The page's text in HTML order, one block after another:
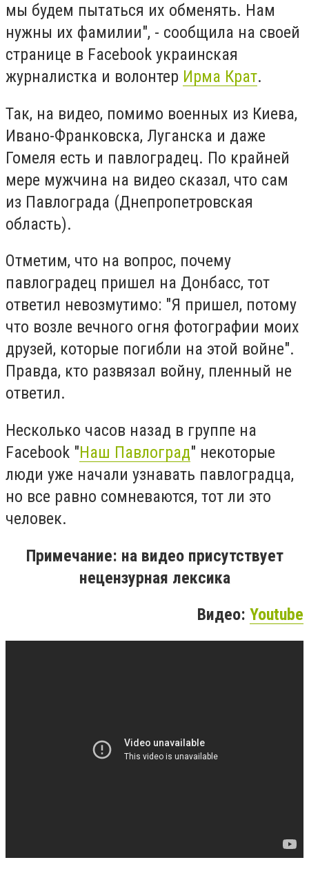
мы будем пытаться их обменять. Нам
нужны их фамилии", - сообщила на своей
странице в Facebook украинская
журналистка и волонтер Ирма Крат.
Так, на видео, помимо военных из Киева,
Ивано-Франковска, Луганска и даже
Гомеля есть и павлоградец. По крайней
мере мужчина на видео сказал, что сам
из Павлограда (Днепропетровская
область).
Отметим, что на вопрос, почему
павлоградец пришел на Донбасс, тот
ответил невозмутимо: "Я пришел, потому
что возле вечного огня фотографии моих
друзей, которые погибли на этой войне".
Правда, кто развязал войну, пленный не
ответил.
Несколько часов назад в группе на
Facebook "Наш Павлоград" некоторые
люди уже начали узнавать павлоградца,
но все равно сомневаются, тот ли это
человек.
Примечание: на видео присутствует
нецензурная лексика
Видео: Youtube